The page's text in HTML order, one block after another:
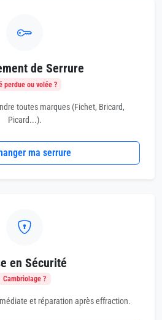
de Serrure
perdue ou volée ?
toutes marques (Fichet, Bricard,
Picard...).
ma serrure
en Sécurité
Cambriolage ?
et réparation après effraction.